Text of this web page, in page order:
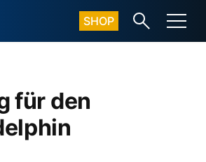
SHOP
für den